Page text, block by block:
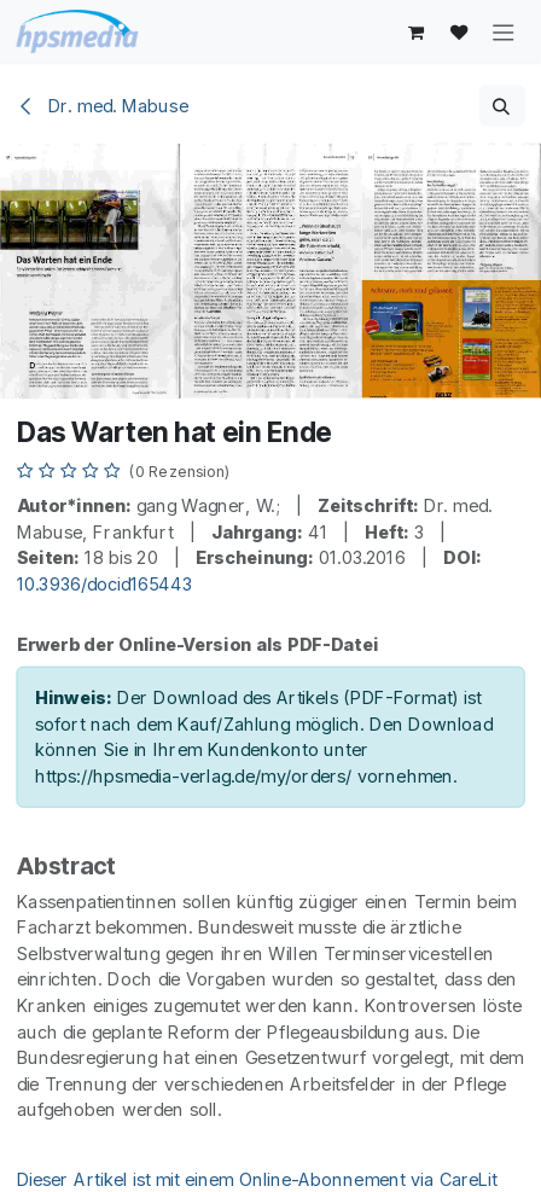
Zum Inhalt springen
Dr. med. Mabuse
Das Warten hat ein Ende
(0 Rezension)
Autor*innen: gang Wagner, W.; | Zeitschrift: Dr. med.
Mabuse, Frankfurt | Jahrgang: 41 | Heft: 3 |
Seiten: 18 bis 20 | Erscheinung: 01.03.2016 | DOI:
10.3936/docid165443
Erwerb der Online-Version als PDF-Datei
Hinweis: Der Download des Artikels (PDF-Format) ist
sofort nach dem Kauf/Zahlung möglich. Den Download
können Sie in Ihrem Kundenkonto unter
https://hpsmedia-verlag.de/my/orders/ vornehmen.
Abstract
Kassenpatientinnen sollen künftig zügiger einen Termin beim
Facharzt bekommen. Bundesweit musste die ärztliche
Selbstverwaltung gegen ihren Willen Terminservicestellen
einrichten. Doch die Vorgaben wurden so gestaltet, dass den
Kranken einiges zugemutet werden kann. Kontroversen löste
auch die geplante Reform der Pflegeausbildung aus. Die
Bundesregierung hat einen Gesetzentwurf vorgelegt, mit dem
die Trennung der verschiedenen Arbeitsfelder in der Pflege
aufgehoben werden soll.
Dieser Artikel ist mit einem Online-Abonnement via CareLit